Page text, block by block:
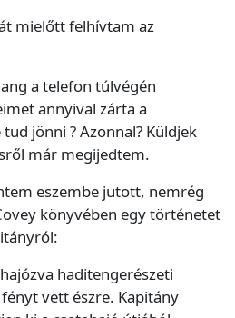
mielőtt felhívtam az
a telefon túlvégén
annyival zárta a
jönni ? Azonnal? Küldjek
már megijedtem.
eszembe jutott, nemrég
könyvében egy történetet
haditengerészeti
vett észre. Kapitány